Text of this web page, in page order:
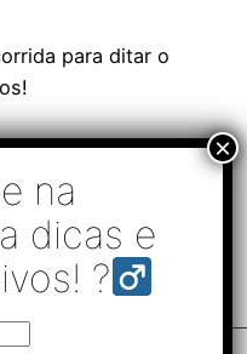
concordar com esta política, você
para ditar o